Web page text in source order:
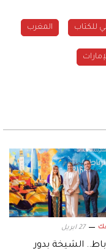
للكتاب المغرب
27 ابريل
الشيخة بدور